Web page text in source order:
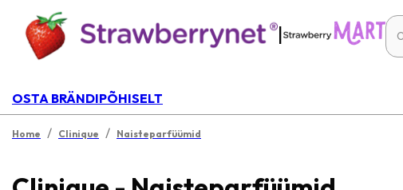
|
OSTA BRÄNDIPÕHISELT
Home / Clinique / Naisteparfüümid